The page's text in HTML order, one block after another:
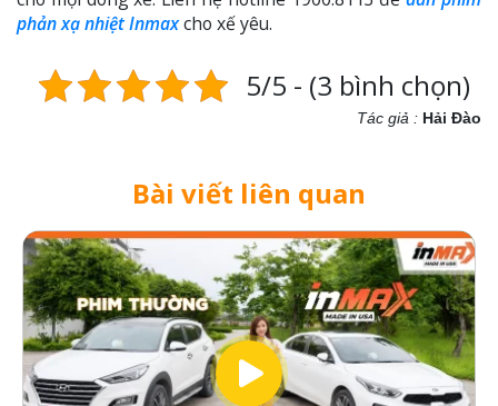
phản xạ nhiệt Inmaxcho xế yêu.
5/5 - (3 bình chọn)
Tác giả : Hải Đào
Bài viết liên quan